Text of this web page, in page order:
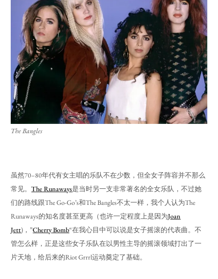
The Bangles
虽然70–80年代有女主唱的乐队不在少数，但全女子阵容并不那么
常见。The Runaways是当时另一支非常著名的全女乐队，不过她
们的路线跟The Go-Go’s和The Bangles不太一样，我个人认为The
Runaways的知名度甚至更高（也许一定程度上是因为Joan
Jett)，”Cherry Bomb“在我心目中可以说是女子摇滚的代表曲。不
管怎么样，正是这些女子乐队在以男性主导的摇滚领域打出了一
片天地，给后来的Riot Grrrl运动奠定了基础。